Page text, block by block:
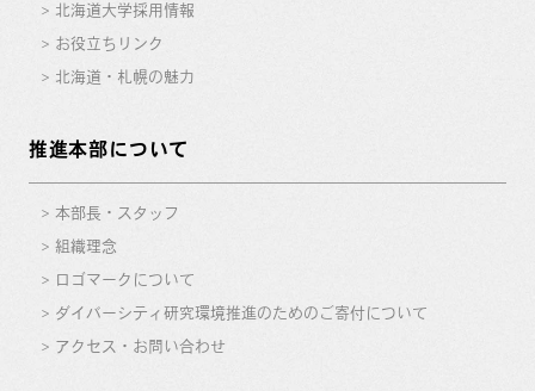
北海道大学採用情報
お役立ちリンク
北海道・札幌の魅力
推進本部について
本部長・スタッフ
組織理念
ロゴマークについて
ダイバーシティ研究環境推進のためのご寄付について
アクセス・お問い合わせ